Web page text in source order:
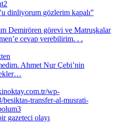
dinliyorum gözlerim kapalı”
cevap verebilirim. . .
Ahmet Nur Çebi’nin
gazeteci olayı